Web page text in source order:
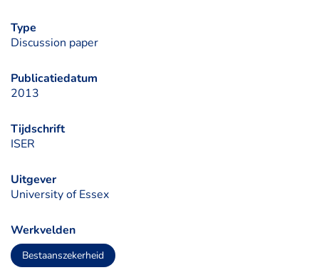
Type
Discussion paper
Publicatiedatum
2013
Tijdschrift
ISER
Uitgever
University of Essex
Werkvelden
Bestaanszekerheid